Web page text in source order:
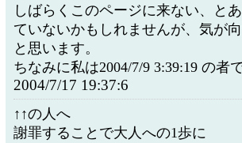
しばらくこのページに来ない、と
ていないかもしれませんが、気が
と思います。
ちなみに私は2004/7/9 3:39:19 の者で
2004/7/17 19:37:6
↑↑の人へ
謝罪することで大人への1歩に